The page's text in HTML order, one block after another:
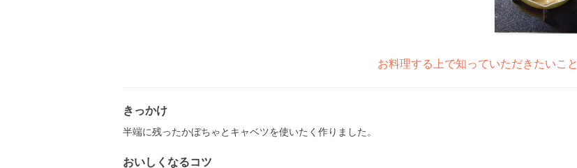
お料理する上で知っていただきたいこと
きっかけ
半端に残ったかぼちゃとキャベツを使いたく作りました。
おいしくなるコツ